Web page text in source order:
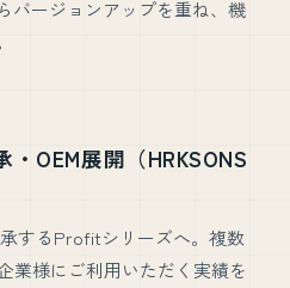
バージョンアップを重ね、機
OEM展開（HRKSONS
するProfitシリーズへ。複数
業様にご利用いただく実績を